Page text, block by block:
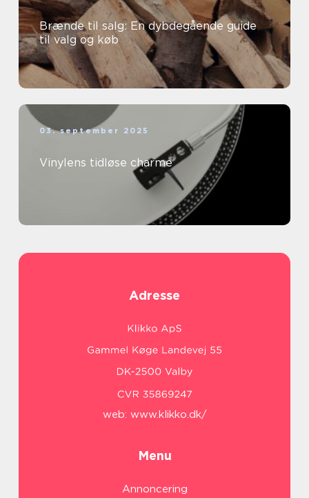
Brænde til salg: En dybdegående guide
til valg og køb
03. september 2025
Vinylens tidløse charme
Adresse
web: www.klikko.dk/
Menu
Annoncering